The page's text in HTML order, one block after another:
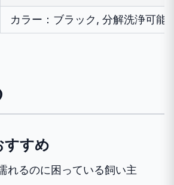
カラー：ブラック, 分解洗浄可能
すすめ
れるのに困っている飼い主